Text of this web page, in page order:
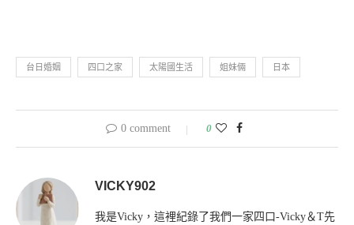
台日婚姻 四口之家 太陽國生活 姐妹倆 日本
0 comment 0
VICKY902
我是Vicky，這裡紀錄了我們一家四口-Vicky＆T先